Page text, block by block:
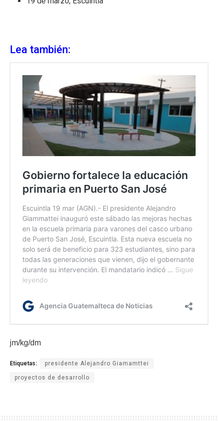
Lea también:
jm/kg/dm
Etiquetas: presidente Alejandro Giamamttei
proyectos de desarrollo